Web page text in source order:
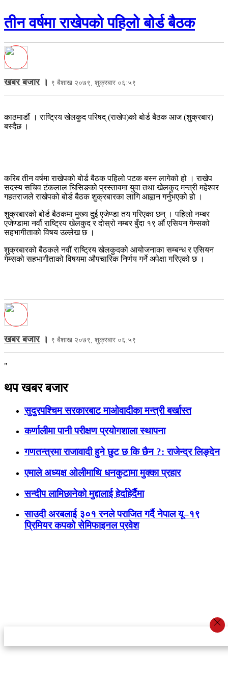
तीन वर्षमा राखेपको पहिलो बोर्ड बैठक
खबर बजार। ९ बैशाख २०७९, शुक्रबार ०६:५९
काठमाडौं । राष्ट्रिय खेलकुद परिषद् (राखेप)को बोर्ड बैठक आज (शुक्रबार)
बस्दैछ ।
करिब तीन वर्षमा राखेपको बोर्ड बैठक पहिलो पटक बस्न लागेको हो । राखेप
सदस्य सचिव टंकलाल घिसिङको प्रस्तावमा युवा तथा खेलकुद मन्त्री महेश्वर
गहतराजले राखेपको बोर्ड बैठक शुक्रबारका लागि आह्वान गर्नुभएको हो ।
शुक्रबारको बोर्ड बैठकमा मुख्य दुई एजेण्डा तय गरिएका छन् । पहिलो नम्बर
एजेण्डामा नवौं राष्ट्रिय खेलकुद र दोस्रो नम्बर बुँदा १९ औं एसियन गेम्सको
सहभागीताको विषय उल्लेख छ ।
शुक्रबारको बैठकले नवौं राष्ट्रिय खेलकुदको आयोजनाका सम्बन्ध र एसियन
गेम्सको सहभागीताको विषयमा औपचारिक निर्णय गर्ने अपेक्षा गरिएको छ ।
खबर बजार। ९ बैशाख २०७९, शुक्रबार ०६:५९
"
थप खबर बजार
सुदुरपश्चिम सरकारबाट माओवादीका मन्त्री बर्खास्त
कर्णालीमा पानी परीक्षण प्रयोगशाला स्थापना
गणतन्त्रमा राजावादी हुने छुट छ कि छैन ?: राजेन्द्र लिङ्देन
एमाले अध्यक्ष ओलीमाथि धनकुटामा मुक्का प्रहार
सन्दीप लामिछानेको मुद्दालाई हेर्दाहेर्दैमा
साउदी अरबलाई ३०१ रनले पराजित गर्दै नेपाल यू–१९
प्रिमियर कपको सेमिफाइनल प्रवेश